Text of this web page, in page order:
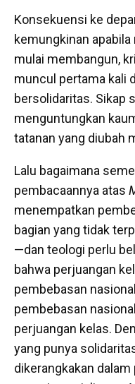
Konsekuensi ke
kemungkinan
mulai membangun,
muncul pertama kali
bersolidaritas. Sikap
menguntungkan
tatanan yang diubah
Lalu bagaimana
pembacaannya atas
menempatkan
bagian yang tidak
—dan teologi perlu
bahwa perjuangan
pembebasan
pembebasan
perjuangan kelas.
yang punya
dikerangkakan